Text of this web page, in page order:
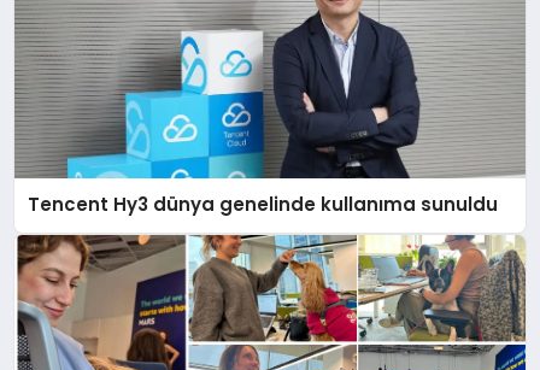
Tencent Hy3 dünya genelinde kullanıma sunuldu